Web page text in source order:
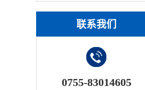
联系我们
0755-83014605